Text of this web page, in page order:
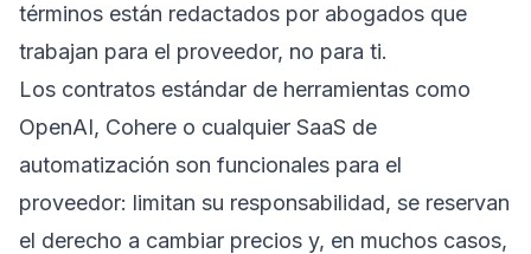
términos están redactados por abogados que
trabajan para el proveedor, no para ti.
Los contratos estándar de herramientas como
OpenAI, Cohere o cualquier SaaS de
automatización son funcionales para el
proveedor: limitan su responsabilidad, se reservan
el derecho a cambiar precios y, en muchos casos,